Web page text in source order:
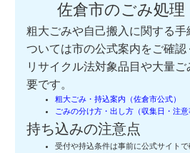
佐倉市のごみ処理
粗大ごみや自己搬入に関する手
ついては市の公式案内をご確
リサイクル法対象品目や大量
要です。
粗大ごみ・持込案内（佐倉市公式）
ごみの分け方・出し方（収集日・注意
持ち込みの注意点
受付や持込条件は事前に公式サイトで